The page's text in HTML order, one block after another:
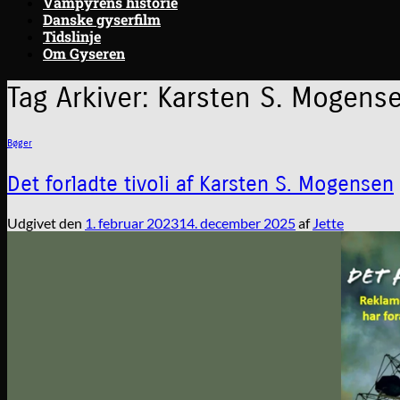
Danske gyserfilm
Tidslinje
Om Gyseren
Tag Arkiver: Karsten S.
Bøger
Det forladte tivoli af Karsten S. Mogensen
Udgivet den 1. februar 202314. december 2025af Jette